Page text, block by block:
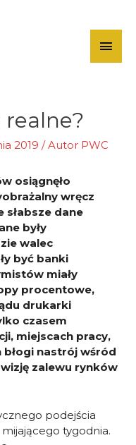
Main
realne?
2019 / Autor PWC
osiągnęło
wręcz
słabsze dane
były
walec
być banki
miały
procentowe,
drukarki
czasem
miejscach pracy,
błogi nastrój wśród
zalewu rynków
podejścia
tygodnia.